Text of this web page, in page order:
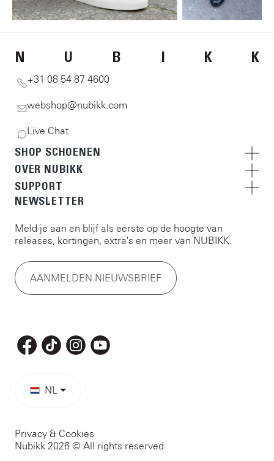
N U B I K K
+31 08 54 87 4600
webshop@nubikk.com
Live Chat
SHOP SCHOENEN
OVER NUBIKK
SUPPORT
NEWSLETTER
Meld je aan en blijf als eerste op de hoogte van
releases, kortingen, extra's en meer van NUBIKK.
AANMELDEN NIEUWSBRIEF
NL
Privacy & Cookies
Nubikk 2026 © All rights reserved